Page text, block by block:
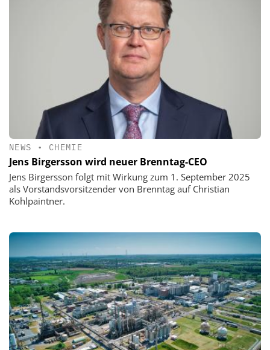
NEWS • CHEMIE
Jens Birgersson wird neuer Brenntag-CEO
Jens Birgersson folgt mit Wirkung zum 1. September 2025
als Vorstandsvorsitzender von Brenntag auf Christian
Kohlpaintner.